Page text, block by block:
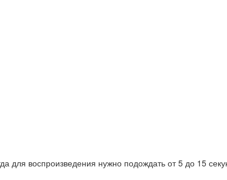
для воспроизведения нужно подождать от 5 до 15